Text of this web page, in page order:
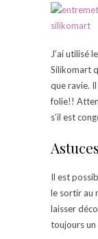
J’ai utilisé
Silikomart
que ravie.
folie!!
s’il est
Il est
le sortir au
laisser
toujours un